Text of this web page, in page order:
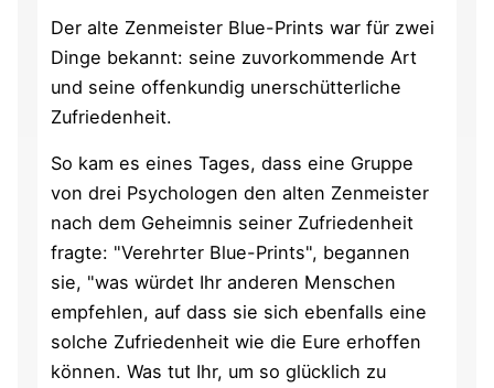
Der alte Zenmeister Blue-Prints war für zwei
Dinge bekannt: seine zuvorkommende Art
und seine offenkundig unerschütterliche
Zufriedenheit.
So kam es eines Tages, dass eine Gruppe
von drei Psychologen den alten Zenmeister
nach dem Geheimnis seiner Zufriedenheit
fragte: "Verehrter Blue-Prints", begannen
sie, "was würdet Ihr anderen Menschen
empfehlen, auf dass sie sich ebenfalls eine
solche Zufriedenheit wie die Eure erhoffen
können. Was tut Ihr, um so glücklich zu